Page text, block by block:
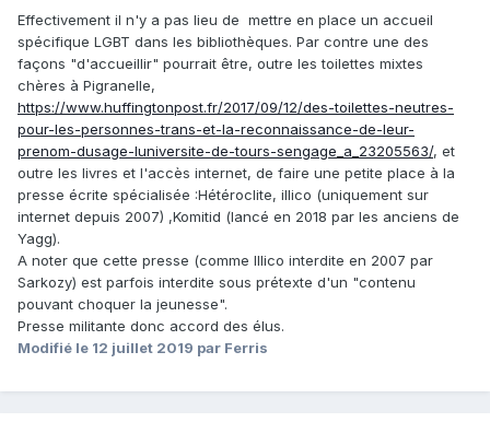
Effectivement il n'y a pas lieu de mettre en place un accueil
spécifique LGBT dans les bibliothèques. Par contre une des
façons "d'accueillir" pourrait être, outre les toilettes mixtes
chères à Pigranelle,
https://www.huffingtonpost.fr/2017/09/12/des-toilettes-neutres-
pour-les-personnes-trans-et-la-reconnaissance-de-leur-
prenom-dusage-luniversite-de-tours-sengage_a_23205563/, et
outre les livres et l'accès internet, de faire une petite place à la
presse écrite spécialisée :Hétéroclite, illico (uniquement sur
internet depuis 2007) ,Komitid (lancé en 2018 par les anciens de
Yagg).
A noter que cette presse (comme Illico interdite en 2007 par
Sarkozy) est parfois interdite sous prétexte d'un "contenu
pouvant choquer la jeunesse".
Presse militante donc accord des élus.
Modifié le 12 juillet 2019 par Ferris